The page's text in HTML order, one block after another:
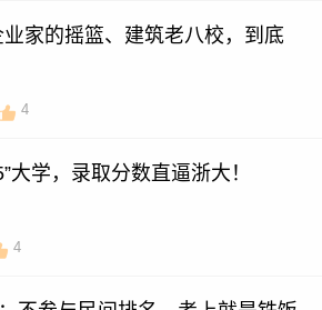
家的摇篮、建筑老八校，到底
4
大学，录取分数直逼浙大！
4